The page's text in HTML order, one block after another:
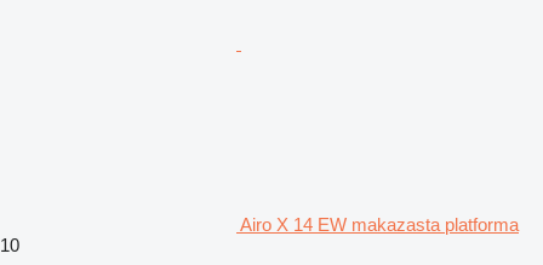
Airo X 14 EW makazasta platforma
10